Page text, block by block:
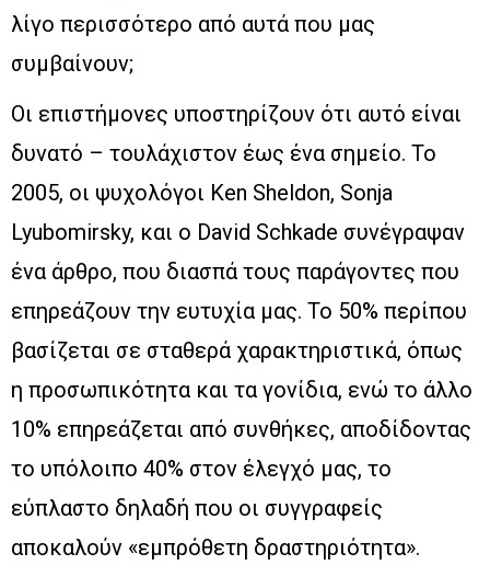
λίγο περισσότερο από αυτά που μας
συμβαίνουν;
Οι επιστήμονες υποστηρίζουν ότι αυτό είναι
δυνατό – τουλάχιστον έως ένα σημείο. Το
2005, οι ψυχολόγοι Ken Sheldon, Sonja
Lyubomirsky, και ο David Schkade συνέγραψαν
ένα άρθρο, που διασπά τους παράγοντες που
επηρεάζουν την ευτυχία μας. Το 50% περίπου
βασίζεται σε σταθερά χαρακτηριστικά, όπως
η προσωπικότητα και τα γονίδια, ενώ το άλλο
10% επηρεάζεται από συνθήκες, αποδίδοντας
το υπόλοιπο 40% στον έλεγχό μας, το
εύπλαστο δηλαδή που οι συγγραφείς
αποκαλούν «εμπρόθετη δραστηριότητα».